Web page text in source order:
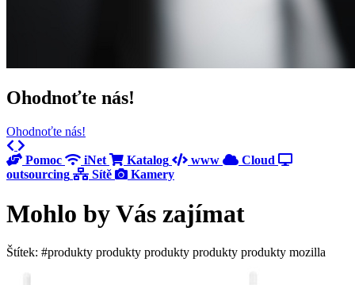
Ohodnoťte nás!
Ohodnoťte nás!
Previous
Pomoc
iNet Katalog www
Cloud
outsourcing
Sítě Kamery
Mohlo by Vás zajímat
Štítek: #produkty produkty produkty produkty produkty mozilla